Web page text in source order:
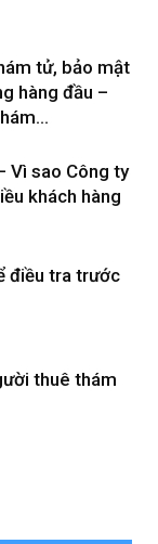
tử, bảo mật
hàng đầu –
Vì sao Công ty
khách hàng
điều tra trước
thuê thám